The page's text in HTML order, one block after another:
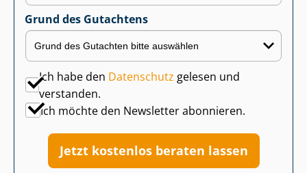
Grund des Gutachtens
Ich habe den Datenschutz gelesen und
verstanden.
Ich möchte den Newsletter abonnieren.
Jetzt kostenlos beraten lassen